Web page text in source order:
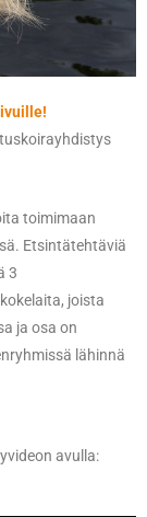
toimimaan
Etsintätehtäviä
3
joista
ja osa on
lähinnä
avulla: